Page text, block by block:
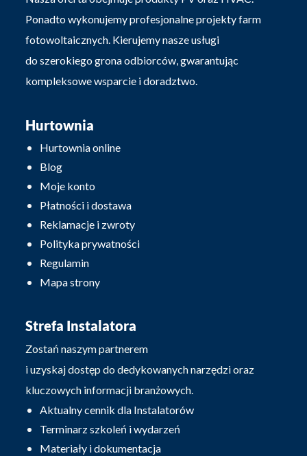
Ponadto wykonujemy profesjonalne projekty farm
fotowoltaicznych. Kierujemy nasze usługi
do szerokiego grona odbiorców, gwarantując
kompleksowe wsparcie i doradztwo.
Hurtownia
Hurtownia online
Blog
Moje konto
Płatności i dostawa
Reklamacje i zwroty
Polityka prywatności
Regulamin
Mapa strony
Strefa Instalatora
Zostań naszym partnerem
i uzyskaj dostęp do dedykowanych narzędzi oraz
kluczowych informacji branżowych.
Aktualny cennik dla Instalatorów
Terminarz szkoleń i wydarzeń
Materiały i dokumentacja